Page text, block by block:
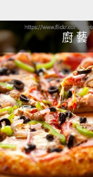
廚 藝